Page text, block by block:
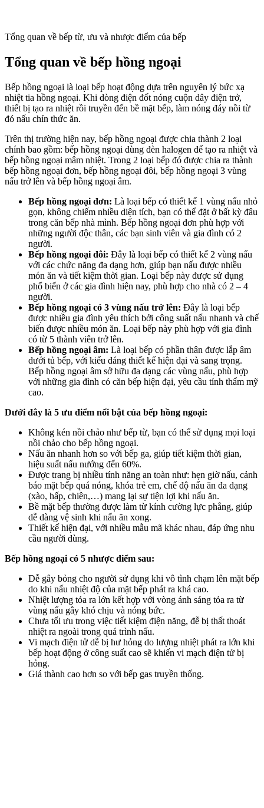
Tổng quan về bếp từ, ưu và nhược điểm của bếp
Tổng quan về bếp hồng ngoại
Bếp hồng ngoại là loại bếp hoạt động dựa trên nguyên lý bức xạ
nhiệt tia hồng ngoại. Khi dòng điện đốt nóng cuộn dây điện trở,
thiết bị tạo ra nhiệt rồi truyền đến bề mặt bếp, làm nóng đáy nồi từ
đó nấu chín thức ăn.
Trên thị trường hiện nay, bếp hồng ngoại được chia thành 2 loại
chính bao gồm: bếp hồng ngoại dùng đèn halogen để tạo ra nhiệt và
bếp hồng ngoại mâm nhiệt. Trong 2 loại bếp đó được chia ra thành
bếp hồng ngoại đơn, bếp hồng ngoại đôi, bếp hồng ngoại 3 vùng
nấu trở lên và bếp hồng ngoại âm.
Bếp hồng ngoại đơn: Là loại bếp có thiết kế 1 vùng nấu nhỏ
gọn, không chiếm nhiều diện tích, bạn có thể đặt ở bất kỳ đâu
trong căn bếp nhà mình. Bếp hồng ngoại đơn phù hợp với
những người độc thân, các bạn sinh viên và gia đình có 2
người.
Bếp hồng ngoại đôi: Đây là loại bếp có thiết kế 2 vùng nấu
với các chức năng đa dạng hơn, giúp bạn nấu được nhiều
món ăn và tiết kiệm thời gian. Loại bếp này được sử dụng
phổ biến ở các gia đình hiện nay, phù hợp cho nhà có 2 – 4
người.
Bếp hồng ngoại có 3 vùng nấu trở lên: Đây là loại bếp
được nhiều gia đình yêu thích bởi công suất nấu nhanh và chế
biến được nhiều món ăn. Loại bếp này phù hợp với gia đình
có từ 5 thành viên trở lên.
Bếp hồng ngoại âm: Là loại bếp có phần thân được lắp âm
dưới tủ bếp, với kiểu dáng thiết kế hiện đại và sang trọng.
Bếp hồng ngoại âm sở hữu đa dạng các vùng nấu, phù hợp
với những gia đình có căn bếp hiện đại, yêu cầu tính thẩm mỹ
cao.
Dưới đây là 5 ưu điểm nổi bật của bếp hồng ngoại:
Không kén nồi chảo như bếp từ, bạn có thể sử dụng mọi loại
nồi chảo cho bếp hồng ngoại.
Nấu ăn nhanh hơn so với bếp ga, giúp tiết kiệm thời gian,
hiệu suất nấu nướng đến 60%.
Được trang bị nhiều tính năng an toàn như: hẹn giờ nấu, cảnh
báo mặt bếp quá nóng, khóa trẻ em, chế độ nấu ăn đa dạng
(xào, hấp, chiên,…) mang lại sự tiện lợi khi nấu ăn.
Bề mặt bếp thường được làm từ kính cường lực phẳng, giúp
dễ dàng vệ sinh khi nấu ăn xong.
Thiết kế hiện đại, với nhiều mẫu mã khác nhau, đáp ứng nhu
cầu người dùng.
Bếp hồng ngoại có 5 nhược điểm sau:
Dễ gây bỏng cho người sử dụng khi vô tình chạm lên mặt bếp
do khi nấu nhiệt độ của mặt bếp phát ra khá cao.
Nhiệt lượng tỏa ra lớn kết hợp với vòng ánh sáng tỏa ra từ
vùng nấu gây khó chịu và nóng bức.
Chưa tối ưu trong việc tiết kiệm điện năng, đễ bị thất thoát
nhiệt ra ngoài trong quá trình nấu.
Vi mạch điện tử dễ bị hư hỏng do lượng nhiệt phát ra lớn khi
bếp hoạt động ở công suất cao sẽ khiến vi mạch điện tử bị
hỏng.
Giá thành cao hơn so với bếp gas truyền thống.